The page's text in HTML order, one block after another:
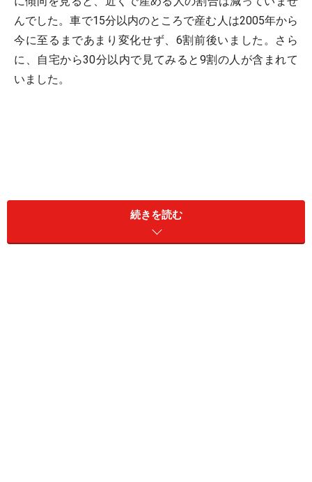
んでした。車で15分以内のところで産む人は2005年から
今に至るまであまり変化せず、6割前後いました。さら
に、自宅から30分以内で見てみると9割の人が含まれて
いました。
続きを読む